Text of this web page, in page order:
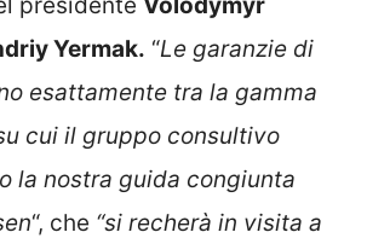
Yermak. “Le garanzie di
esattamente tra la gamma
cui il gruppo consultivo
la nostra guida congiunta
“, che “si recherà in visita a